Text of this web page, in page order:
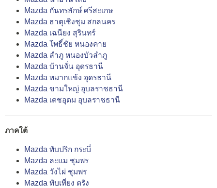
Mazda กันทรลักษ์ ศรีสะเกษ
Mazda ธาตุเชิงชุม สกลนคร
Mazda เฉนียง สุรินทร์
Mazda โพธิ์ชัย หนองคาย
Mazda ลำภู หนองบัวลำภู
Mazda บ้านจั่น อุดรธานี
Mazda หมากแข้ง อุดรธานี
Mazda ขามใหญ่ อุบลราชธานี
Mazda เดชอุดม อุบลราชธานี
ภาคใต้
Mazda ทับปริก กระบี่
Mazda ละแม ชุมพร
Mazda วังไผ่ ชุมพร
Mazda ทับเที่ยง ตรัง